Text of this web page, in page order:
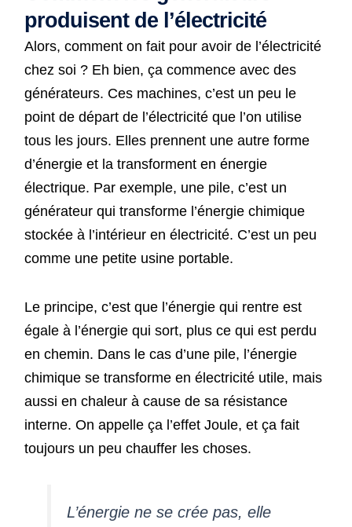
produisent de l’électricité
Alors, comment on fait pour avoir de l’électricité
chez soi ? Eh bien, ça commence avec des
générateurs. Ces machines, c’est un peu le
point de départ de l’électricité que l’on utilise
tous les jours. Elles prennent une autre forme
d’énergie et la transforment en énergie
électrique. Par exemple, une pile, c’est un
générateur qui transforme l’énergie chimique
stockée à l’intérieur en électricité. C’est un peu
comme une petite usine portable.
Le principe, c’est que l’énergie qui rentre est
égale à l’énergie qui sort, plus ce qui est perdu
en chemin. Dans le cas d’une pile, l’énergie
chimique se transforme en électricité utile, mais
aussi en chaleur à cause de sa résistance
interne. On appelle ça l’effet Joule, et ça fait
toujours un peu chauffer les choses.
L’énergie ne se crée pas, elle